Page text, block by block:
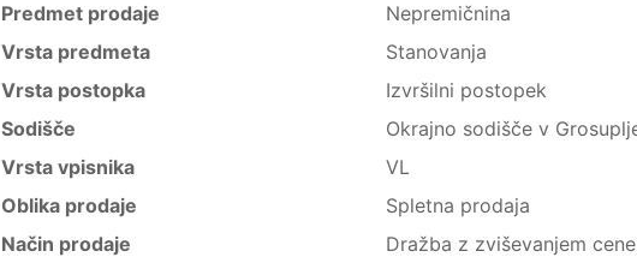
Predmet prodaje
Nepremičnina
Vrsta predmeta
Stanovanja
Vrsta postopka
Izvršilni postopek
Sodišče
Okrajno sodišče v
Vrsta vpisnika
VL
Oblika prodaje
Spletna prodaja
Način prodaje
Dražba z zviševanjem cene